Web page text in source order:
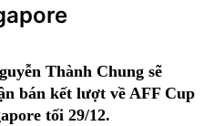
Thành Chung sẽ
bán kết lượt về AFF Cup
tối 29/12.